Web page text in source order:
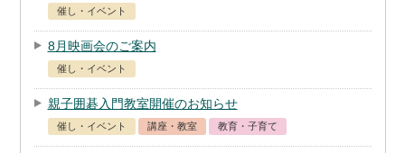
催し・イベント
8月映画会のご案内
催し・イベント
親子囲碁入門教室開催のお知らせ
催し・イベント 講座・教室 教育・子育て